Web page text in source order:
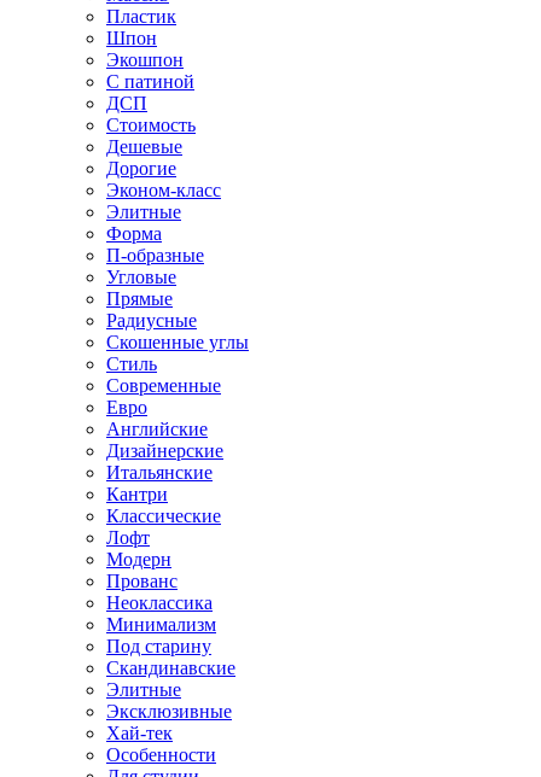
Пластик
Шпон
Экошпон
С патиной
ДСП
Стоимость
Дешевые
Дорогие
Эконом-класс
Элитные
Форма
П-образные
Угловые
Прямые
Радиусные
Скошенные углы
Стиль
Современные
Евро
Английские
Дизайнерские
Итальянские
Кантри
Классические
Лофт
Модерн
Прованс
Неоклассика
Минимализм
Под старину
Скандинавские
Элитные
Эксклюзивные
Хай-тек
Особенности